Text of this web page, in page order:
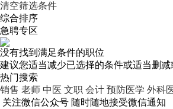
清空筛选条件
综合排序
急聘专区
没有找到满足条件的职位
建议您适当减少已选择的条件或适当删
热门搜索
销售 老师 中医 文职 会计 预防医学 外科
关注微信公众号 随时随地接受微信通知